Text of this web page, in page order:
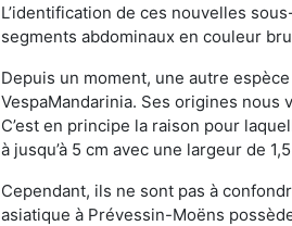
L’identification de ces nouvelles
segments abdominaux en couleur
Depuis un moment, une autre
VespaMandarinia. Ses origines nous
C’est en principe la raison pour
à jusqu’à 5 cm avec une largeur de
Cependant, ils ne sont pas à
asiatique à Prévessin-Moëns